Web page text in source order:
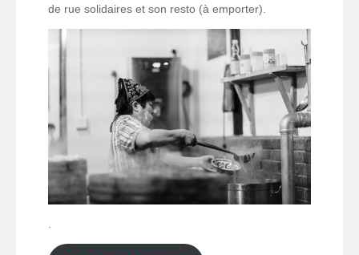
de rue solidaires et son resto (à emporter).